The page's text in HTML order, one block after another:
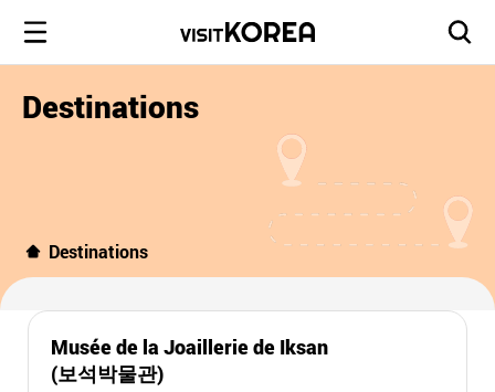
Destinations
Destinations
Musée de la Joaillerie de Iksan
(보석박물관)